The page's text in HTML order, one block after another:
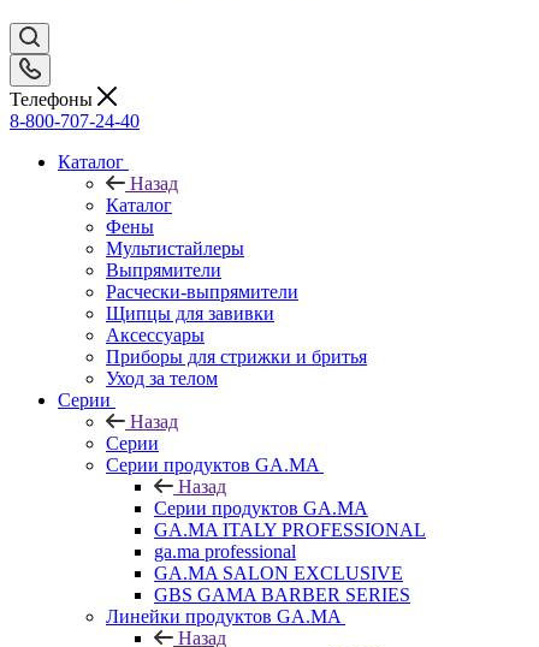
Телефоны
8-800-707-24-40
Каталог
Назад
Каталог
Фены
Мультистайлеры
Выпрямители
Расчески-выпрямители
Щипцы для завивки
Аксессуары
Приборы для стрижки и бритья
Уход за телом
Серии
Назад
Серии
Серии продуктов GA.MA
Назад
Серии продуктов GA.MA
GA.MA ITALY PROFESSIONAL
ga.ma professional
GA.MA SALON EXCLUSIVE
GBS GAMA BARBER SERIES
Линейки продуктов GA.MA
Назад